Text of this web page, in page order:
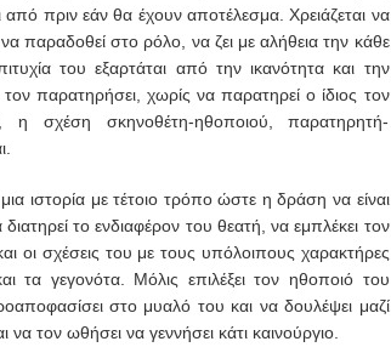
πριν εάν θα έχουν αποτέλεσμα. Χρειάζεται να
παραδοθεί στο ρόλο, να ζει με αλήθεια την κάθε
του εξαρτάται από την ικανότητα και την
παρατηρήσει, χωρίς να παρατηρεί ο ίδιος τον
σχέση σκηνοθέτη-ηθοποιού, παρατηρητή-
ιστορία με τέτοιο τρόπο ώστε η δράση να είναι
το ενδιαφέρον του θεατή, να εμπλέκει τον
οι σχέσεις του με τους υπόλοιπους χαρακτήρες
τα γεγονότα. Μόλις επιλέξει τον ηθοποιό του
στο μυαλό του και να δουλέψει μαζί
τον ωθήσει να γεννήσει κάτι καινούργιο.